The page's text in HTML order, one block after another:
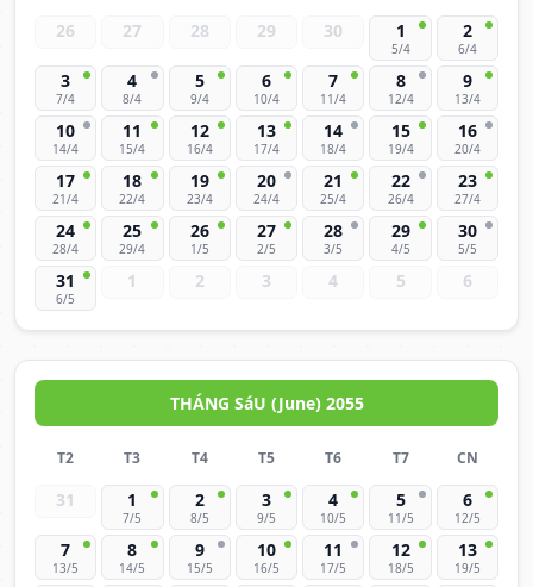
26 27 28 29 30 1
5/4
2
6/4
3
7/4
4
8/4
5
9/4
6
10/4
7
11/4
8
12/4
9
13/4
10
14/4
11
15/4
12
16/4
13
17/4
14
18/4
15
19/4
16
20/4
17
21/4
18
22/4
19
23/4
20
24/4
21
25/4
22
26/4
23
27/4
24
28/4
25
29/4
26
1/5
27
2/5
28
3/5
29
4/5
30
5/5
31
6/5
1 2 3 4 5 6
THÁNG SáU (June) 2055
T2 T3 T4 T5 T6 T7 CN
31 1
7/5
2
8/5
3
9/5
4
10/5
5
11/5
6
12/5
7
13/5
8
14/5
9
15/5
10
16/5
11
17/5
12
18/5
13
19/5